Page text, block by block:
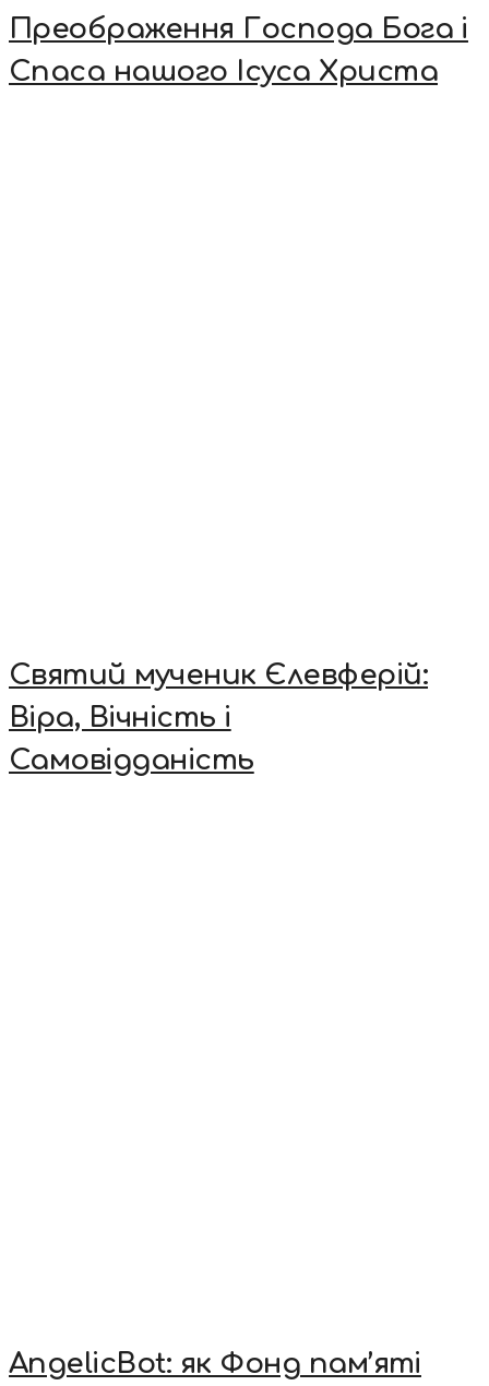
Преображення Господа Бога і
Спаса нашого Ісуса Христа
Святий мученик Єлевферій:
Віра, Вічність і
Самовідданість
AngelicBot: як Фонд пам’яті